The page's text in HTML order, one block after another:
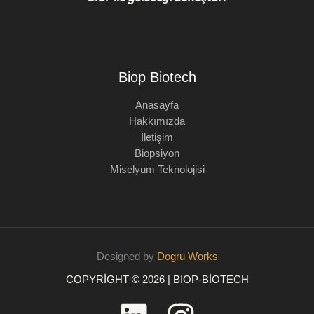
Biop Biotech
Anasayfa
Hakkımızda
İletişim
Biopsiyon
Miselyum Teknolojisi
Designed by Dogru Works
COPYRIGHT © 2026 | BIOP-BIOTECH